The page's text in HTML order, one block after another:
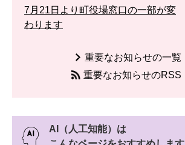
7月21日より町役場窓口の一部が変
わります
重要なお知らせの一覧
重要なお知らせのRSS
AI（人工知能）は